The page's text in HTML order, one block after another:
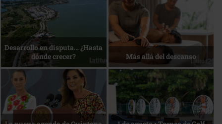
Bottega, un viaje servido a la
mesa
Energía que Impulsa la
competitividad